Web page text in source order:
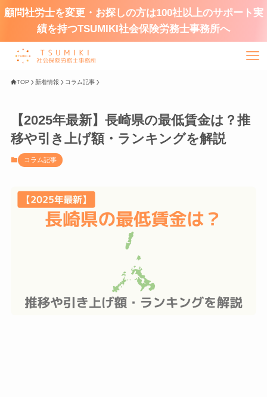
顧問社労士を変更・お探しの方は100社以上のサポート実
績を持つTSUMIKI社会保険労務士事務所へ
TOP 新着情報 コラム記事
【2025年最新】長崎県の最低賃金は？推
移や引き上げ額・ランキングを解説
コラム記事